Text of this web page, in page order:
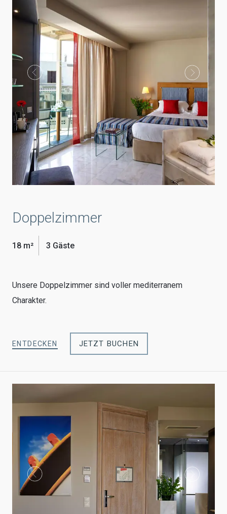
Doppelzimmer
18 m² 3 Gäste
Unsere Doppelzimmer sind voller mediterranem
Charakter.
ENTDECKEN JETZT BUCHEN